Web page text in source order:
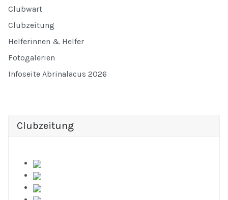
Clubwart
Clubzeitung
Helferinnen & Helfer
Fotogalerien
Infoseite Abrinalacus 2026
Clubzeitung